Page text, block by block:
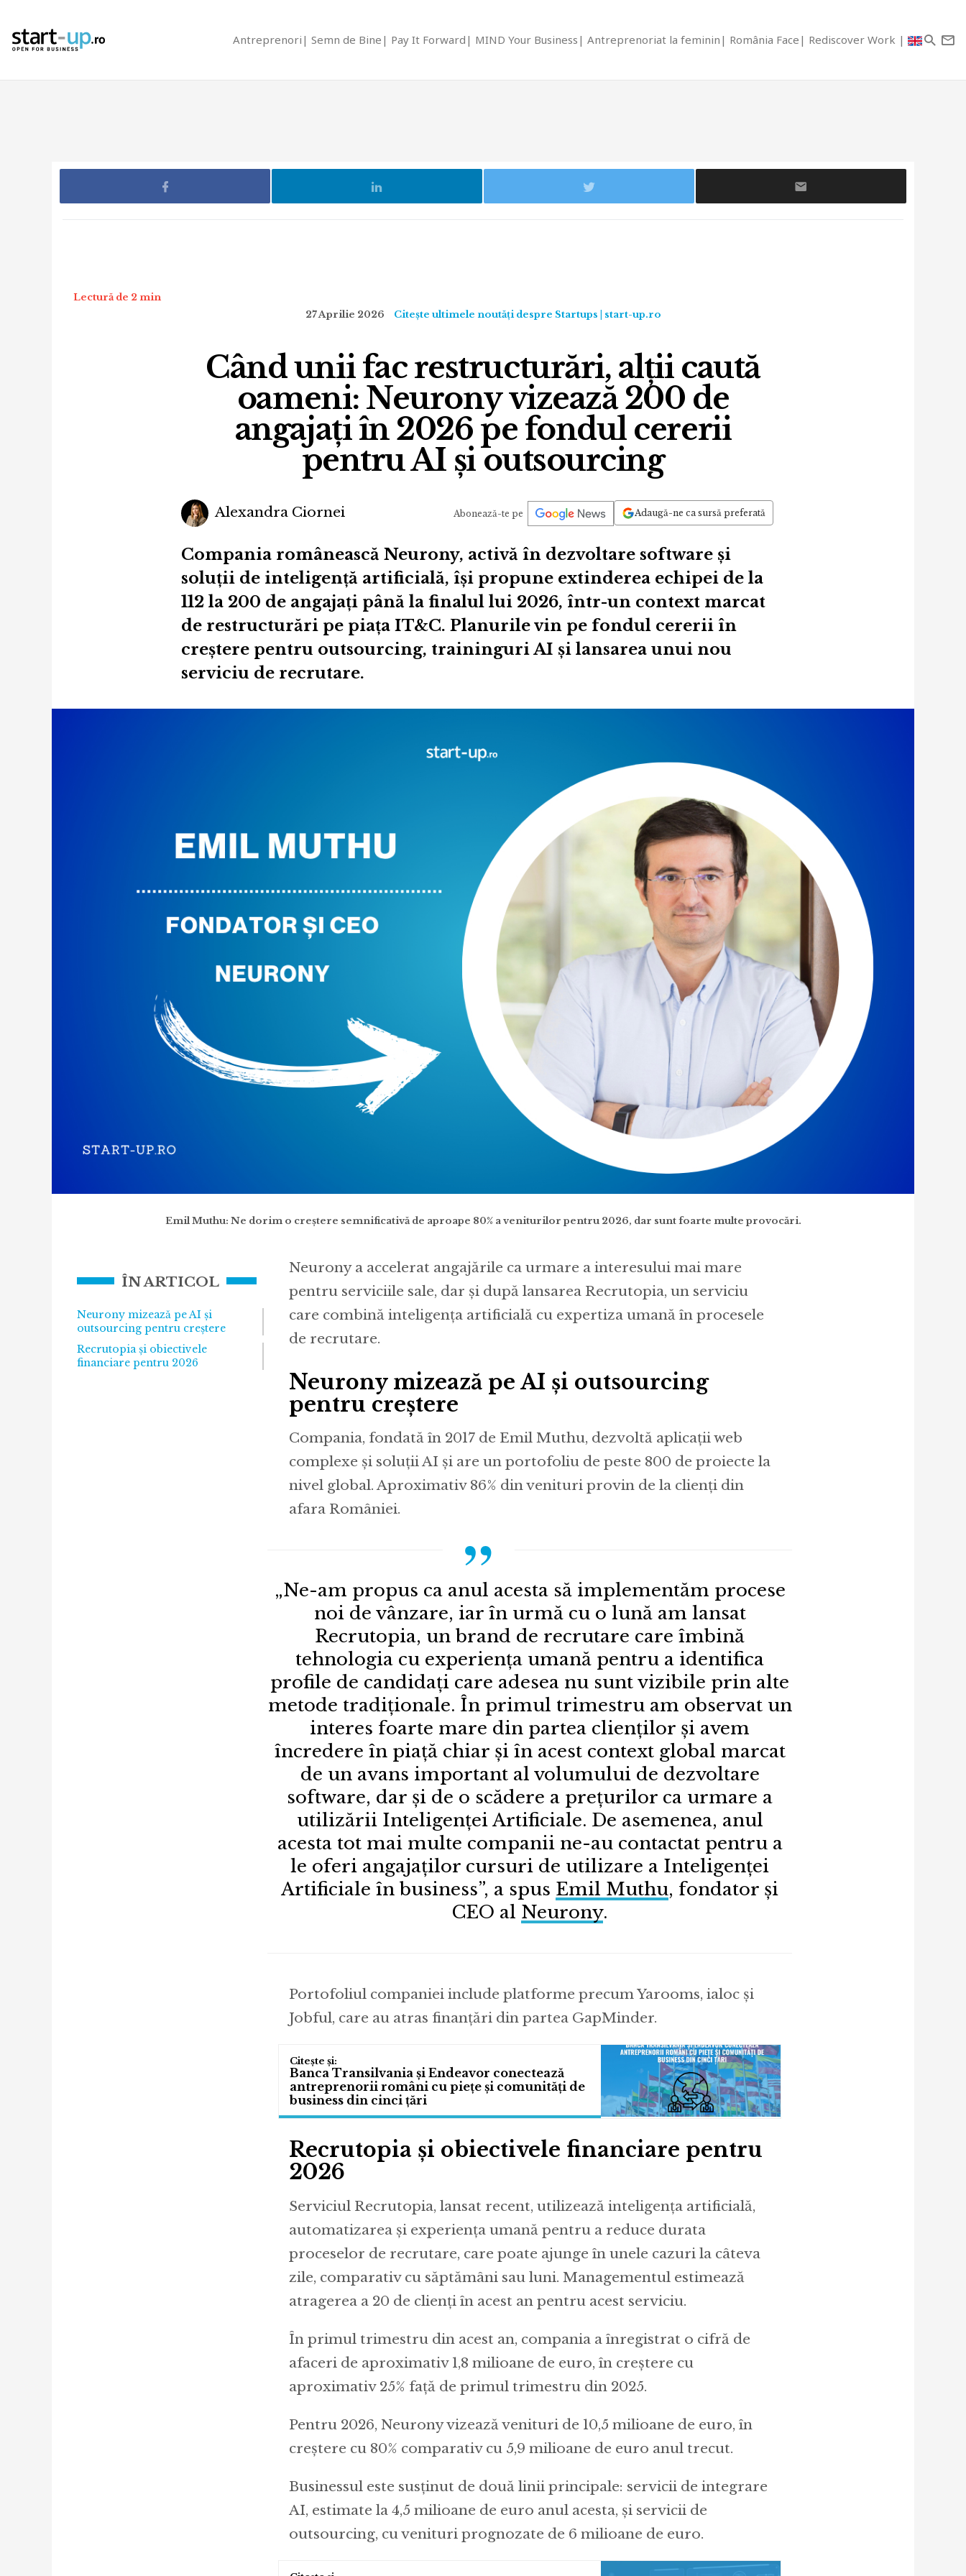
Antreprenori Semn de Bine Pay It Forward MIND Your Business Antreprenoriat la feminin România Face Rediscover Work
Lectură de 2 min
27 Aprilie 2026
Citește ultimele noutăți despre Startups | start-up.ro
Când unii fac restructurări, alții caută
oameni: Neurony vizează 200 de
angajați în 2026 pe fondul cererii
pentru AI și outsourcing
Alexandra Ciornei Abonează-te pe Adaugă-ne ca sursă preferată
Compania românească Neurony, activă în dezvoltare software și
soluții de inteligență artificială, își propune extinderea echipei de la
112 la 200 de angajați până la finalul lui 2026, într-un context marcat
de restructurări pe piața IT&C. Planurile vin pe fondul cererii în
creștere pentru outsourcing, traininguri AI și lansarea unui nou
serviciu de recrutare.
Emil Muthu: Ne dorim o creștere semnificativă de aproape 80% a veniturilor pentru 2026, dar sunt foarte multe provocări.
ÎN ARTICOL
Neurony mizează pe AI și
outsourcing pentru creștere
Recrutopia și obiectivele
financiare pentru 2026
Neurony a accelerat angajările ca urmare a interesului mai mare
pentru serviciile sale, dar și după lansarea Recrutopia, un serviciu
care combină inteligența artificială cu expertiza umană în procesele
de recrutare.
Neurony mizează pe AI și outsourcing
pentru creștere
Compania, fondată în 2017 de Emil Muthu, dezvoltă aplicații web
complexe și soluții AI și are un portofoliu de peste 800 de proiecte la
nivel global. Aproximativ 86% din venituri provin de la clienți din
afara României.
„Ne-am propus ca anul acesta să implementăm procese
noi de vânzare, iar în urmă cu o lună am lansat
Recrutopia, un brand de recrutare care îmbină
tehnologia cu experiența umană pentru a identifica
profile de candidați care adesea nu sunt vizibile prin alte
metode tradiționale. În primul trimestru am observat un
interes foarte mare din partea clienților și avem
încredere în piață chiar și în acest context global marcat
de un avans important al volumului de dezvoltare
software, dar și de o scădere a prețurilor ca urmare a
utilizării Inteligenței Artificiale. De asemenea, anul
acesta tot mai multe companii ne-au contactat pentru a
le oferi angajaților cursuri de utilizare a Inteligenței
Artificiale în business”, a spus Emil Muthu, fondator și
CEO al Neurony.
Portofoliul companiei include platforme precum Yarooms, ialoc și
Jobful, care au atras finanțări din partea GapMinder.
Banca Transilvania și Endeavor conectează
antreprenorii români cu piețe și comunități de
business din cinci țări
Recrutopia și obiectivele financiare pentru
2026
Serviciul Recrutopia, lansat recent, utilizează inteligența artificială,
automatizarea și experiența umană pentru a reduce durata
proceselor de recrutare, care poate ajunge în unele cazuri la câteva
zile, comparativ cu săptămâni sau luni. Managementul estimează
atragerea a 20 de clienți în acest an pentru acest serviciu.
În primul trimestru din acest an, compania a înregistrat o cifră de
afaceri de aproximativ 1,8 milioane de euro, în creștere cu
aproximativ 25% față de primul trimestru din 2025.
Pentru 2026, Neurony vizează venituri de 10,5 milioane de euro, în
creștere cu 80% comparativ cu 5,9 milioane de euro anul trecut.
Businessul este susținut de două linii principale: servicii de integrare
AI, estimate la 4,5 milioane de euro anul acesta, și servicii de
outsourcing, cu venituri prognozate de 6 milioane de euro.